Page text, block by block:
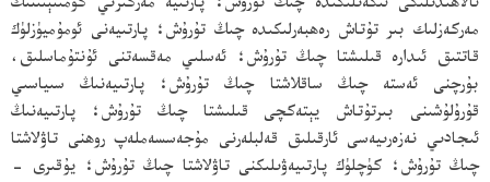
مەركەزلىك بىر تۇتاش رەھبەرلىكىدە چىڭ تۇرۇش؛ پارتىيەنى ئومۇميۈزلۈك
قاتتىق ئىدارە قىلىشتا چىڭ تۇرۇش؛ ئەسلىي مەقسەتنى ئۇنتۇماسلىق،
بۇرچنى ئەستە چىڭ ساقلاشتا چىڭ تۇرۇش؛ پارتىيەنىڭ سىياسىي
قۇرۇلۇشىنى بىرتۇتاش يېتەكچى قىلىشتا چىڭ تۇرۇش؛ پارتىيەنىڭ
ئىجادىي نەزەرىيەسى ئارقىلىق قەلبلەرنى مۇجەسسەملەپ روھنى تاۋلاشتا
چىڭ تۇرۇش؛ كۈچلۈك پارتىيەۋىلىكنى تاۋلاشتا چىڭ تۇرۇش؛ يۇقىرى -